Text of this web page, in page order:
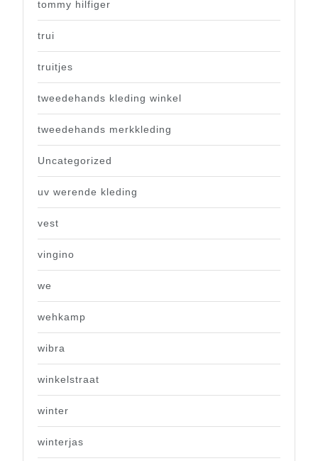
tommy hilfiger
trui
truitjes
tweedehands kleding winkel
tweedehands merkkleding
Uncategorized
uv werende kleding
vest
vingino
we
wehkamp
wibra
winkelstraat
winter
winterjas